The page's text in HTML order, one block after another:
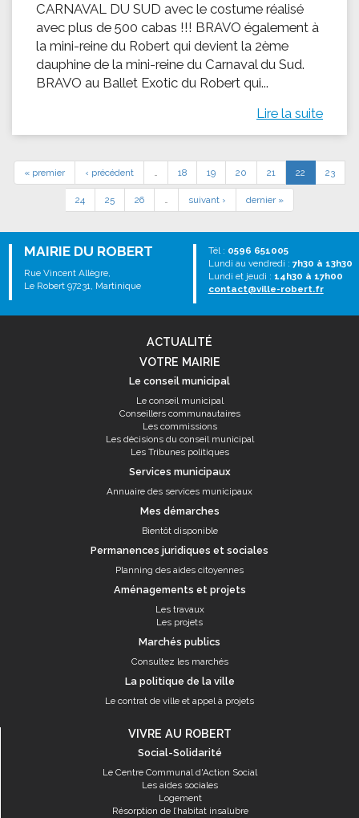
CARNAVAL DU SUD avec le costume réalisé
avec plus de 500 cabas !!! BRAVO également à
la mini-reine du Robert qui devient la 2ème
dauphine de la mini-reine du Carnaval du Sud.
BRAVO au Ballet Exotic du Robert qui...
Lire la suite
« premier ‹ précédent … 18 19 20 21 22 23
24 25 26 … suivant › dernier »
MAIRIE DU ROBERT
Rue Vincent Allègre,
Le Robert 97231, Martinique
Tél : 0596 651005
Lundi au vendredi : 7h30 à 13h30
Lundi et jeudi : 14h30 à 17h00
contact@ville-robert.fr
ACTUALITÉ
VOTRE MAIRIE
Le conseil municipal
Le conseil municipal
Conseillers communautaires
Les commissions
Les décisions du conseil municipal
Les Tribunes politiques
Services municipaux
Annuaire des services municipaux
Mes démarches
Bientôt disponible
Permanences juridiques et sociales
Planning des aides citoyennes
Aménagements et projets
Les travaux
Les projets
Marchés publics
Consultez les marchés
La politique de la ville
Le contrat de ville et appel à projets
VIVRE AU ROBERT
Social-Solidarité
Le Centre Communal d'Action Social
Les aides sociales
Logement
Résorption de l’habitat insalubre